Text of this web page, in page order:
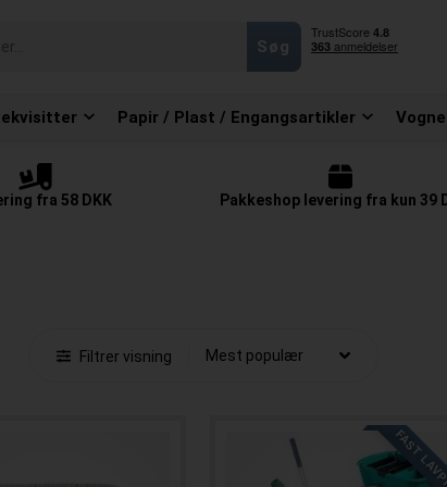
Papir / Plast / Engangsartikler
fra 58 DKK Pakkeshop levering fra kun 39
Filtrer visning
FAST